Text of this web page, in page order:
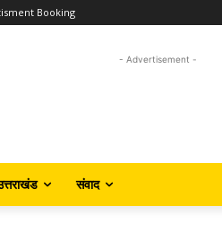
Booking
- Advertisement -
संवाद